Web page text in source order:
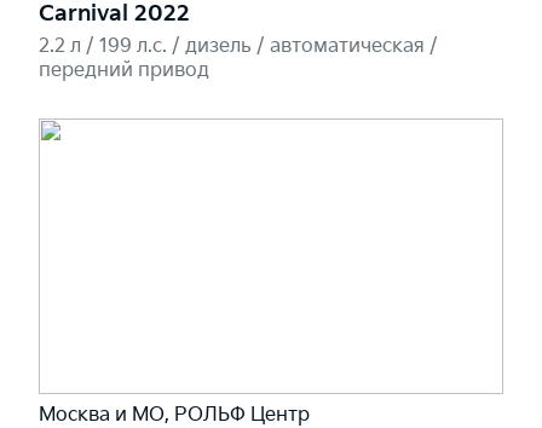
Carnival 2022
2.2 л / 199 л.c. / дизель / автоматическая /
передний привод
Москва и МО, РОЛЬФ Центр